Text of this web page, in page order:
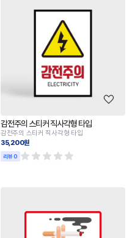
감전주의 스티커 직사각형 타입
감전주의 스티커 직사각형 타입
35,200원
리뷰 0